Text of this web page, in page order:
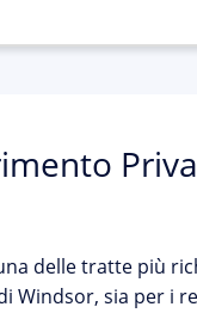
delle tratte più
Windsor, sia per i